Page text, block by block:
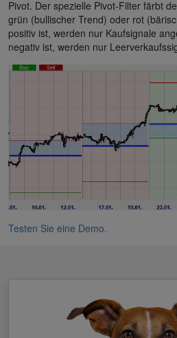
Pivot. Der spezielle Pivot-Filter färbt
grün (bullischer Trend) oder rot
positiv ist, werden nur Kaufsignale
negativ ist, werden nur
Testen Sie eine Demo.